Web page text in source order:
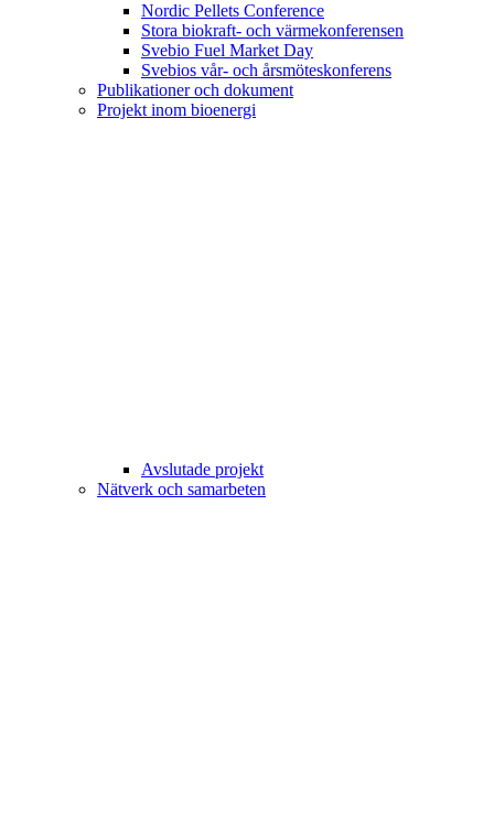
Nordic Pellets Conference
Stora biokraft- och värmekonferensen
Svebio Fuel Market Day
Svebios vår- och årsmöteskonferens
Publikationer och dokument
Projekt inom bioenergi
Avslutade projekt
Nätverk och samarbeten